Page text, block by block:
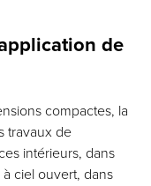
de
compactes, la
travaux de
intérieurs, dans
ciel ouvert, dans